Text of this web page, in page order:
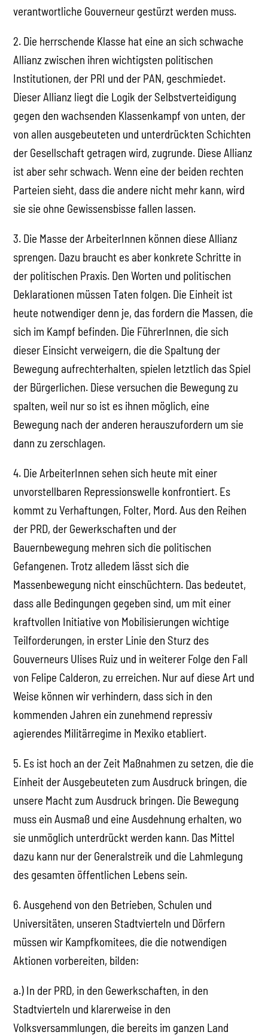
verantwortliche Gouverneur gestürzt werden muss.
2. Die herrschende Klasse hat eine an sich schwache
Allianz zwischen ihren wichtigsten politischen
Institutionen, der PRI und der PAN, geschmiedet.
Dieser Allianz liegt die Logik der Selbstverteidigung
gegen den wachsenden Klassenkampf von unten, der
von allen ausgebeuteten und unterdrückten Schichten
der Gesellschaft getragen wird, zugrunde. Diese Allianz
ist aber sehr schwach. Wenn eine der beiden rechten
Parteien sieht, dass die andere nicht mehr kann, wird
sie sie ohne Gewissensbisse fallen lassen.
3. Die Masse der ArbeiterInnen können diese Allianz
sprengen. Dazu braucht es aber konkrete Schritte in
der politischen Praxis. Den Worten und politischen
Deklarationen müssen Taten folgen. Die Einheit ist
heute notwendiger denn je, das fordern die Massen, die
sich im Kampf befinden. Die FührerInnen, die sich
dieser Einsicht verweigern, die die Spaltung der
Bewegung aufrechterhalten, spielen letztlich das Spiel
der Bürgerlichen. Diese versuchen die Bewegung zu
spalten, weil nur so ist es ihnen möglich, eine
Bewegung nach der anderen herauszufordern um sie
dann zu zerschlagen.
4. Die ArbeiterInnen sehen sich heute mit einer
unvorstellbaren Repressionswelle konfrontiert. Es
kommt zu Verhaftungen, Folter, Mord. Aus den Reihen
der PRD, der Gewerkschaften und der
Bauernbewegung mehren sich die politischen
Gefangenen. Trotz alledem lässt sich die
Massenbewegung nicht einschüchtern. Das bedeutet,
dass alle Bedingungen gegeben sind, um mit einer
kraftvollen Initiative von Mobilisierungen wichtige
Teilforderungen, in erster Linie den Sturz des
Gouverneurs Ulises Ruiz und in weiterer Folge den Fall
von Felipe Calderon, zu erreichen. Nur auf diese Art und
Weise können wir verhindern, dass sich in den
kommenden Jahren ein zunehmend repressiv
agierendes Militärregime in Mexiko etabliert.
5. Es ist hoch an der Zeit Maßnahmen zu setzen, die die
Einheit der Ausgebeuteten zum Ausdruck bringen, die
unsere Macht zum Ausdruck bringen. Die Bewegung
muss ein Ausmaß und eine Ausdehnung erhalten, wo
sie unmöglich unterdrückt werden kann. Das Mittel
dazu kann nur der Generalstreik und die Lahmlegung
des gesamten öffentlichen Lebens sein.
6. Ausgehend von den Betrieben, Schulen und
Universitäten, unseren Stadtvierteln und Dörfern
müssen wir Kampfkomitees, die die notwendigen
Aktionen vorbereiten, bilden:
a.) In der PRD, in den Gewerkschaften, in den
Stadtvierteln und klarerweise in den
Volksversammlungen, die bereits im ganzen Land